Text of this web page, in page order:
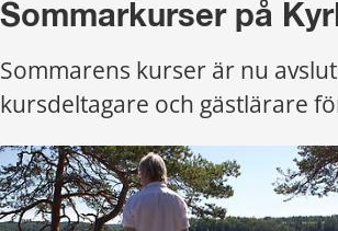
Sommarkurser på
Sommarens kurser är nu
kursdeltagare och gästlärare